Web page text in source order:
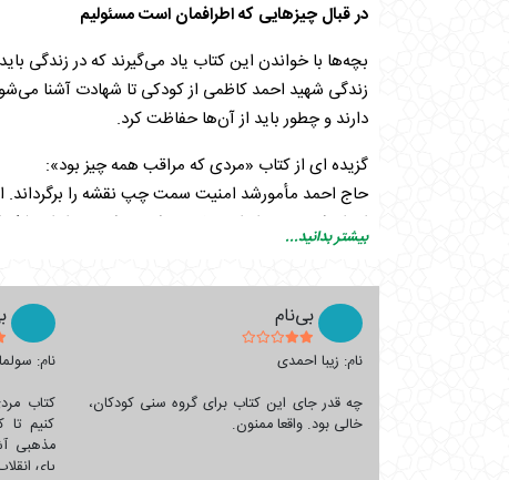
در قبال چیزهایی که اطرافمان است مسئولیم
بچه‌ها با خواندن این کتاب یاد می‌گیرند که در زندگی
زندگی شهید احمد کاظمی از کودکی تا شهادت آشنا
دارند و چطور باید از آن‌ها حفاظت کرد.
گزیده ای از کتاب «مردی که مراقب همه چیز بود»:
حاج احمد مأمورشد امنیت سمت چپ نقشه را برگرداند.
اخراج کرد. مردم ایران خیلی خوشحال شدند و از او
بیشتر بدانید...
بی‌نام
نام: زیبا احمدی
چه قدر جای این کتاب برای گروه سنی کودکان،
خالی بود. واقعا ممنون.
نام:
کتاب
کنیم تا
مذهبی
پای